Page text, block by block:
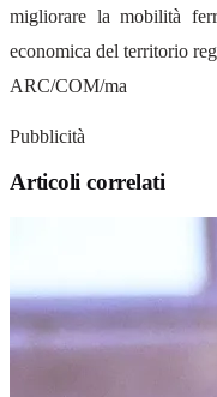
migliorare la mobilità
economica del territorio
ARC/COM/ma
Pubblicità
Articoli correlati